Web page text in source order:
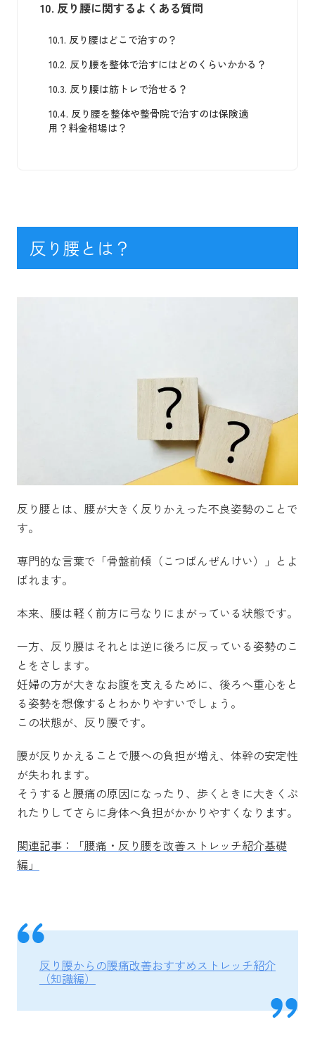
10. 反り腰に関するよくある質問
10.1. 反り腰はどこで治すの？
10.2. 反り腰を整体で治すにはどのくらいかかる？
10.3. 反り腰は筋トレで治せる？
10.4. 反り腰を整体や整骨院で治すのは保険適
用？料金相場は？
反り腰とは？
反り腰とは、腰が大きく反りかえった不良姿勢のことで
す。
専門的な言葉で「骨盤前傾（こつばんぜんけい）」とよ
ばれます。
本来、腰は軽く前方に弓なりにまがっている状態です。
一方、反り腰はそれとは逆に後ろに反っている姿勢のこ
とをさします。
妊婦の方が大きなお腹を支えるために、後ろへ重心をと
る姿勢を想像するとわかりやすいでしょう。
この状態が、反り腰です。
腰が反りかえることで腰への負担が増え、体幹の安定性
が失われます。
そうすると腰痛の原因になったり、歩くときに大きくぶ
れたりしてさらに身体へ負担がかかりやすくなります。
関連記事：「腰痛・反り腰を改善ストレッチ紹介基礎
編」
反り腰からの腰痛改善おすすめストレッチ紹介
（知識編）